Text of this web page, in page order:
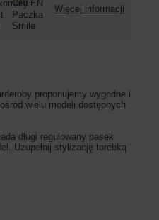
Więcej informacji
proponujemy wygodne i
wielu modeli dostępnych
długi regulowany pasek
Uzupełnij stylizację torebką